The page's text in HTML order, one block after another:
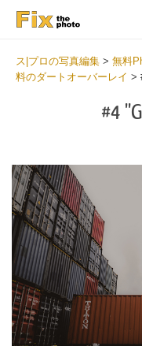
ス|プロの写真編集 > 無料
料のダートオーバーレイ >
#4